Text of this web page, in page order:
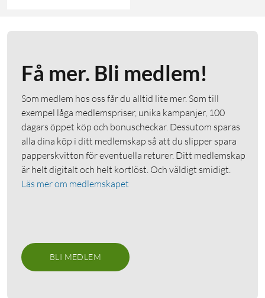
Få mer. Bli medlem!
Som medlem hos oss får du alltid lite mer. Som till
exempel låga medlemspriser, unika kampanjer, 100
dagars öppet köp och bonuscheckar. Dessutom sparas
alla dina köp i ditt medlemskap så att du slipper spara
papperskvitton för eventuella returer. Ditt medlemskap
är helt digitalt och helt kortlöst. Och väldigt smidigt.
Läs mer om medlemskapet
BLI MEDLEM